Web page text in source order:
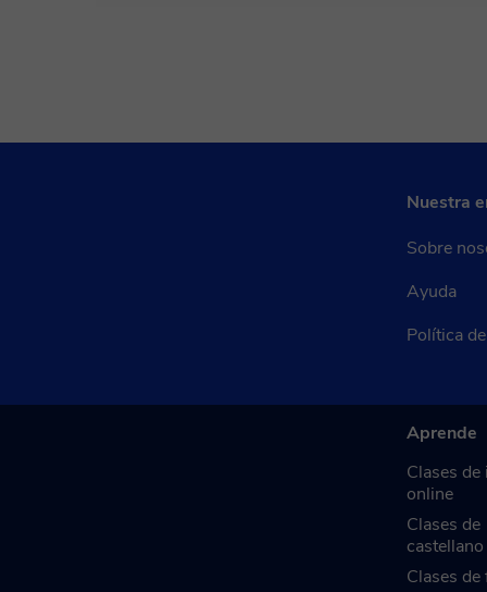
Nuestra
Sobre
Ayuda
Política
Aprende
Clases de
online
Clases de
Clases de